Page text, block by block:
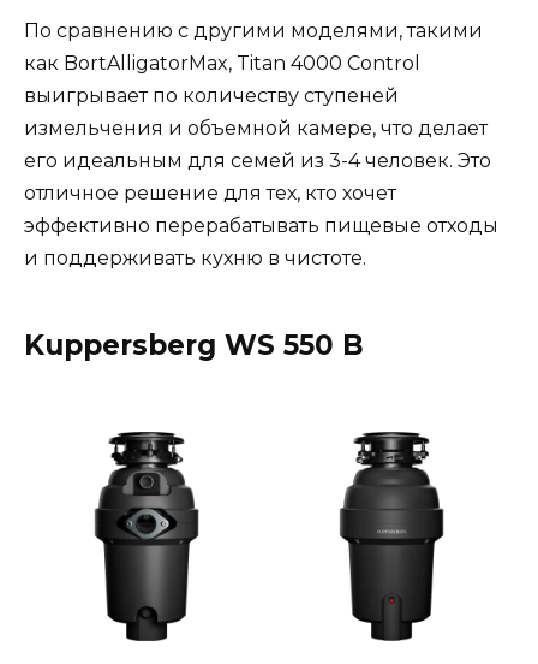
По сравнению с другими моделями, такими
как BortAlligatorMax, Titan 4000 Control
выигрывает по количеству ступеней
измельчения и объемной камере, что делает
его идеальным для семей из 3-4 человек. Это
отличное решение для тех, кто хочет
эффективно перерабатывать пищевые отходы
и поддерживать кухню в чистоте.
Kuppersberg WS 550 B